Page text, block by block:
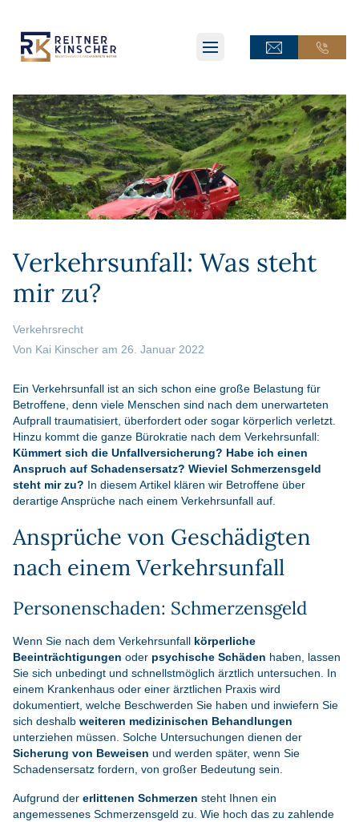
ONLINE-TERMINANFRAGE
ONLINE-AKTE
ONLINE-TERMINANFRAGE
ONLINE-AKTE
Verkehrsunfall: Was steht
mir zu?
Verkehrsrecht
Von Kai Kinscher am 26. Januar 2022
Ein Verkehrsunfall ist an sich schon eine große Belastung für
Betroffene, denn viele Menschen sind nach dem unerwarteten
Aufprall traumatisiert, überfordert oder sogar körperlich verletzt.
Hinzu kommt die ganze Bürokratie nach dem Verkehrsunfall:
Kümmert sich die Unfallversicherung? Habe ich einen
Anspruch auf Schadensersatz? Wieviel Schmerzensgeld
steht mir zu? In diesem Artikel klären wir Betroffene über
derartige Ansprüche nach einem Verkehrsunfall auf.
Ansprüche von Geschädigten
nach einem Verkehrsunfall
Personenschaden: Schmerzensgeld
Wenn Sie nach dem Verkehrsunfall körperliche
Beeinträchtigungen oder psychische Schäden haben, lassen
Sie sich unbedingt und schnellstmöglich ärztlich untersuchen. In
einem Krankenhaus oder einer ärztlichen Praxis wird
dokumentiert, welche Beschwerden Sie haben und inwiefern Sie
sich deshalb weiteren medizinischen Behandlungen
unterziehen müssen. Solche Untersuchungen dienen der
Sicherung von Beweisen und werden später, wenn Sie
Schadensersatz fordern, von großer Bedeutung sein.
Aufgrund der erlittenen Schmerzen steht Ihnen ein
angemessenes Schmerzensgeld zu. Wie hoch das zu zahlende